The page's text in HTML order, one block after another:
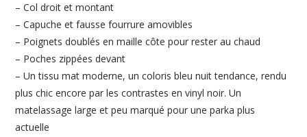
– Col droit et montant
– Capuche et fausse fourrure amovibles
– Poignets doublés en maille côte pour rester au chaud
– Poches zippées devant
– Un tissu mat moderne, un coloris bleu nuit tendance, rendu
plus chic encore par les contrastes en vinyl noir. Un
matelassage large et peu marqué pour une parka plus
actuelle